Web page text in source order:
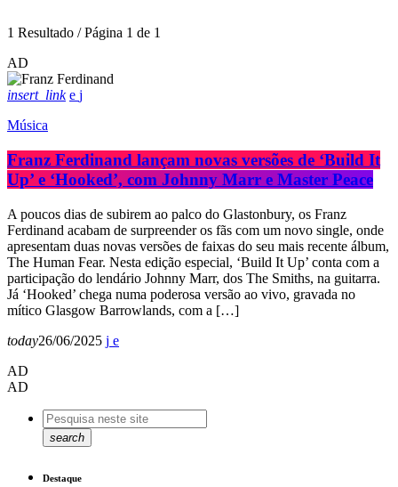
1 Resultado / Página 1 de 1
AD
insert_link
Música
Franz Ferdinand lançam novas versões de ‘Build It
Up’ e ‘Hooked’, com Johnny Marr e Master Peace
A poucos dias de subirem ao palco do Glastonbury, os Franz
Ferdinand acabam de surpreender os fãs com um novo single, onde
apresentam duas novas versões de faixas do seu mais recente álbum,
The Human Fear. Nesta edição especial, ‘Build It Up’ conta com a
participação do lendário Johnny Marr, dos The Smiths, na guitarra.
Já ‘Hooked’ chega numa poderosa versão ao vivo, gravada no
mítico Glasgow Barrowlands, com a […]
today26/06/2025
AD
AD
search
Destaque